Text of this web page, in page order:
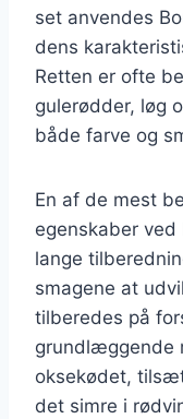
set anvendes
dens
Retten er ofte
gulerødder, løg
både farve og
En af de mest
egenskaber ved
lange
smagene at
tilberedes på
grundlæggende
oksekødet,
det simre i